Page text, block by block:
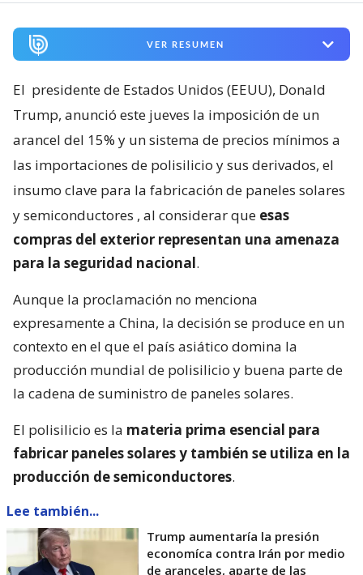
VER RESUMEN
El presidente de Estados Unidos (EEUU), Donald
Trump, anunció este jueves la imposición de un
arancel del 15% y un sistema de precios mínimos a
las importaciones de polisilicio y sus derivados, el
insumo clave para la fabricación de paneles solares
y semiconductores , al considerar que esas
compras del exterior representan una amenaza
para la seguridad nacional.
Aunque la proclamación no menciona
expresamente a China, la decisión se produce en un
contexto en el que el país asiático domina la
producción mundial de polisilicio y buena parte de
la cadena de suministro de paneles solares.
El polisilicio es la materia prima esencial para
fabricar paneles solares y también se utiliza en la
producción de semiconductores.
Lee también...
Trump aumentaría la presión
economíca contra Irán por medio
de aranceles, aparte de las